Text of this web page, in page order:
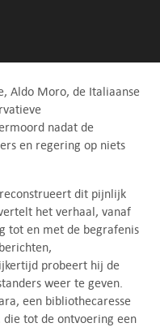
Aldo Moro, de Italiaanse
nadat de
en regering op niets
dit pijnlijk
het verhaal, vanaf
tot en met de begrafenis
probeert hij de
weer te geven.
een bibliothecaresse
tot de ontvoering een